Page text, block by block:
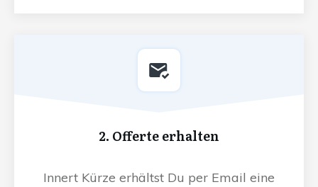
2. Offerte erhalten
Innert Kürze erhältst Du per Email eine